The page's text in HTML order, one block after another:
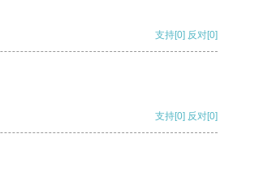
支持[0] 反对[0]
支持[0] 反对[0]